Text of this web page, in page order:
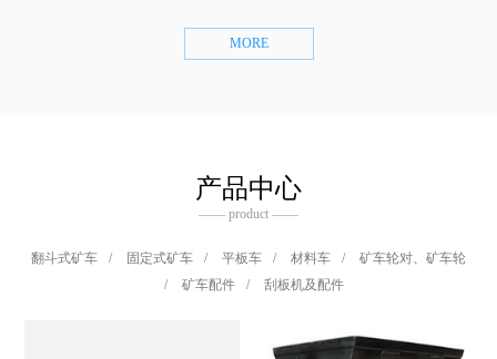
MORE
产品中心
—— product ——
翻斗式矿车 / 固定式矿车 / 平板车 / 材料车 /
矿车轮对、矿车轮
/
矿车配件 / 刮板机及配件